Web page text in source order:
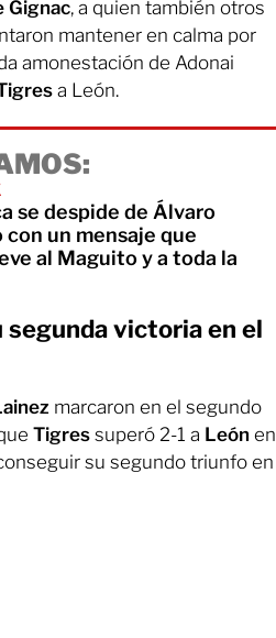
Gignac, a quien también otros
mantener en calma por
amonestación de Adonai
a León.
se despide de Álvaro
con un mensaje que
al Maguito y a toda la
victoria en el
marcaron en el segundo
Tigres superó 2-1 a León en
su segundo triunfo en